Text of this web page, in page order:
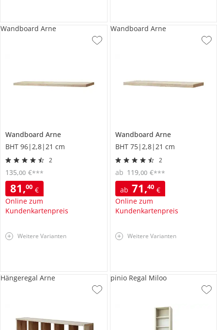
Wandboard Arne
BHT 96|2,8|21 cm
2
81,00 €
Online zum
Kundenkartenpreis
135,00 €***
Wandboard Arne
Weitere Varianten
Wandboard Arne
BHT 75|2,8|21 cm
2
ab 71,40 €
Online zum
Kundenkartenpreis
ab 119,00 €***
Wandboard Arne
Weitere Varianten
Hängeregal Arne pinio Regal Miloo